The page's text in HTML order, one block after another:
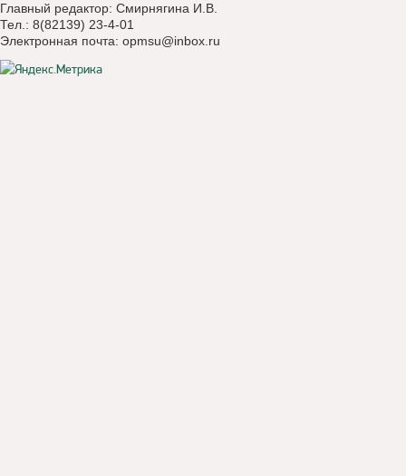
Главный редактор: Смирнягина И.В.
Тел.: 8(82139) 23-4-01
Электронная почта: opmsu@inbox.ru